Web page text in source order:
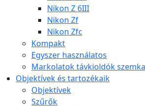
Nikon Z 6III
Nikon Zf
Nikon Zfc
Kompakt
Egyszer használatos
Markolatok távkioldók
Objektívek és tartozékaik
Objektívek
Szűrők